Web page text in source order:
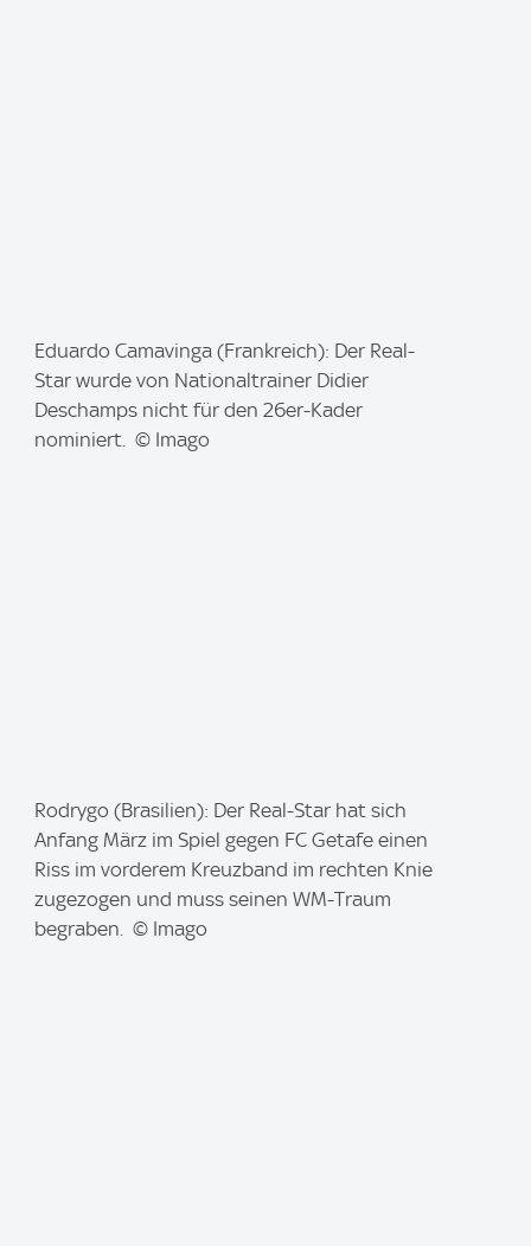
m
Eduardo Camavinga (Frankreich): Der Real-
Star wurde von Nationaltrainer Didier
Deschamps nicht für den 26er-Kader
nominiert. © Imago
m
Rodrygo (Brasilien): Der Real-Star hat sich
Anfang März im Spiel gegen FC Getafe einen
Riss im vorderem Kreuzband im rechten Knie
zugezogen und muss seinen WM-Traum
begraben. © Imago